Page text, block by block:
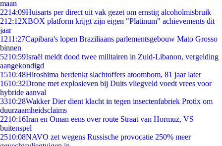
maan
2214:09Huisarts per direct uit vak gezet om ernstig alcoholmisbruik
212:12XBOX platform krijgt zijn eigen "Platinum" achievements dit
jaar
1211:27Capibara's lopen Braziliaans parlementsgebouw Mato Grosso
binnen
5210:59Israël meldt dood twee militairen in Zuid-Libanon, vergelding
aangekondigd
1510:48Hiroshima herdenkt slachtoffers atoombom, 81 jaar later
1610:32Drone met explosieven bij Duits vliegveld voedt vrees voor
hybride aanval
3310:28Wakker Dier dient klacht in tegen insectenfabriek Protix om
duurzaamheidsclaims
2210:16Iran en Oman eens over route Straat van Hormuz, VS
buitenspel
2510:08NAVO zet wegens Russische provocatie 250% meer